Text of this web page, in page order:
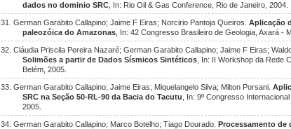
dados no dominio SRC , In: Rio Oil & Gas Conference, Rio de Janeiro, 2004.
31. German Garabito Callapino; Jaime F Eiras; Norcirio Pantoja Queiros. Aplicação
paleozóica do Amazonas , In: 42 Congresso Brasileiro de Geologia, Axará -
32. Cláudia Priscila Pereira Nazaré; German Garabito Callapino; Jaime F Eiras;
Solimões a partir de Dados Sísmicos Sintéticos , In: II Workshop da Rede
Belém, 2005.
33. German Garabito Callapino; Jaime Eiras; Miquelangelo Silva; Milton Porsani.
SRC na Seção 50-RL-90 da Bacia do Tacutu
, In: 9º Congresso
2005.
34. German Garabito Callapino; Marco Botelho; Tiago Dourado. Processamento de